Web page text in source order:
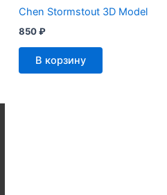
Chen Stormstout 3D Model
850₽
В корзину